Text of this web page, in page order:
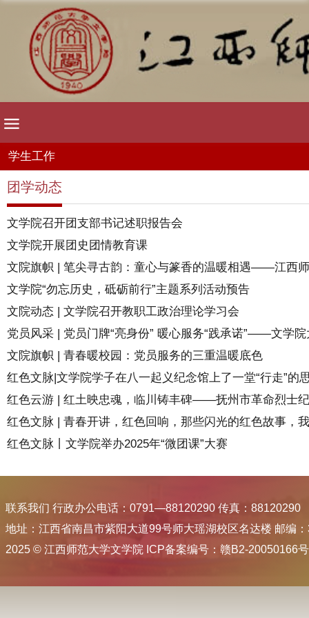
学生工作
团学动态
文学院召开团支部书记述职报告会
文学院开展团史团情教育课
文院旗帜 | 笔尖寻古韵：童心与篆香的温暖相遇——江西
文学院“勿忘历史，砥砺前行”主题系列活动预告
文院动态 | 文学院召开教职工政治理论学习会
党员风采 | 党员门牌“亮身份” 暖心服务“践承诺”——文学
文院旗帜 | 青春暖校园：党员服务的三重温暖底色
红色文脉|文学院学子在八一起义纪念馆上了一堂“行走”的
红色云游 | 红土映忠魂，临川铸丰碑——抚州市革命烈士
红色文脉 | 青春开讲，红色回响，那些闪光的红色故事，
红色文脉丨文学院举办2025年“微团课”大赛
联系我们 行政办公电话：0791—88120290 传真：88120290
地址：江西省南昌市紫阳大道99号师大瑶湖校区名达楼 邮编
2025 © 江西师范大学文学院 ICP备案编号：赣B2-20050166